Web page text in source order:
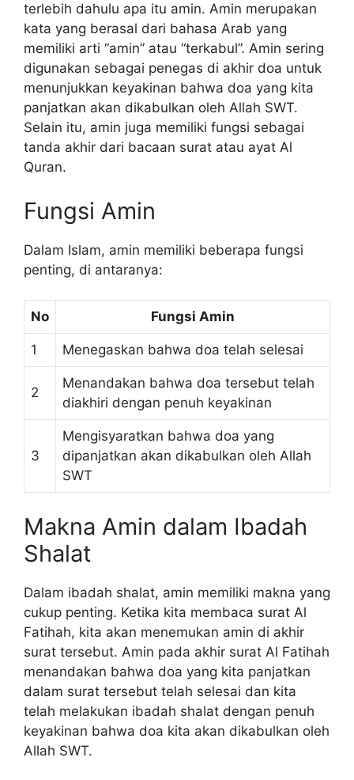
terlebih dahulu apa itu amin. Amin merupakan
kata yang berasal dari bahasa Arab yang
memiliki arti “amin” atau “terkabul”. Amin sering
digunakan sebagai penegas di akhir doa untuk
menunjukkan keyakinan bahwa doa yang kita
panjatkan akan dikabulkan oleh Allah SWT.
Selain itu, amin juga memiliki fungsi sebagai
tanda akhir dari bacaan surat atau ayat Al
Quran.
Fungsi Amin
Dalam Islam, amin memiliki beberapa fungsi
penting, di antaranya:
No Fungsi Amin
1 Menegaskan bahwa doa telah selesai
2
Menandakan bahwa doa tersebut telah
diakhiri dengan penuh keyakinan
3
Mengisyaratkan bahwa doa yang
dipanjatkan akan dikabulkan oleh Allah
SWT
Makna Amin dalam Ibadah
Shalat
Dalam ibadah shalat, amin memiliki makna yang
cukup penting. Ketika kita membaca surat Al
Fatihah, kita akan menemukan amin di akhir
surat tersebut. Amin pada akhir surat Al Fatihah
menandakan bahwa doa yang kita panjatkan
dalam surat tersebut telah selesai dan kita
telah melakukan ibadah shalat dengan penuh
keyakinan bahwa doa kita akan dikabulkan oleh
Allah SWT.